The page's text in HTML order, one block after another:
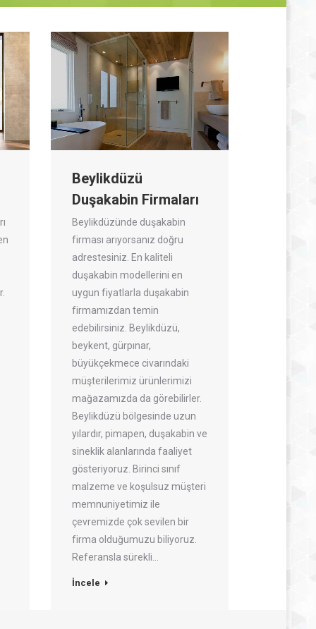
Beylikdüzü
Duşakabin Firmaları
Beylikdüzünde duşakabin
firması arıyorsanız doğru
adrestesiniz. En kaliteli
duşakabin modellerini en
uygun fiyatlarla duşakabin
firmamızdan temin
edebilirsiniz. Beylikdüzü,
beykent, gürpınar,
büyükçekmece civarındaki
müşterilerimiz ürünlerimizi
mağazamızda da görebilirler.
Beylikdüzü bölgesinde uzun
yılardır, pimapen, duşakabin ve
sineklik alanlarında faaliyet
gösteriyoruz. Birinci sınıf
malzeme ve koşulsuz müşteri
memnuniyetimiz ile
çevremizde çok sevilen bir
firma olduğumuzu biliyoruz.
Referansla sürekli…
İncele